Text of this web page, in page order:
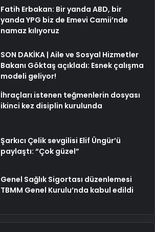
Fatih Erbakan: Bir yanda ABD, bir
yanda YPG biz de Emevi Camii’nde
namaz kılıyoruz
SON DAKİKA | Aile ve Sosyal Hizmetler
Bakanı Göktaş açıkladı: Esnek çalışma
modeli geliyor!
İhraçları istenen teğmenlerin dosyası
ikinci kez disiplin kurulunda
Şarkıcı Çelik sevgilisi Elif Üngür’ü
paylaştı: “Çok güzel”
Genel Sağlık Sigortası düzenlemesi
TBMM Genel Kurulu’nda kabul edildi